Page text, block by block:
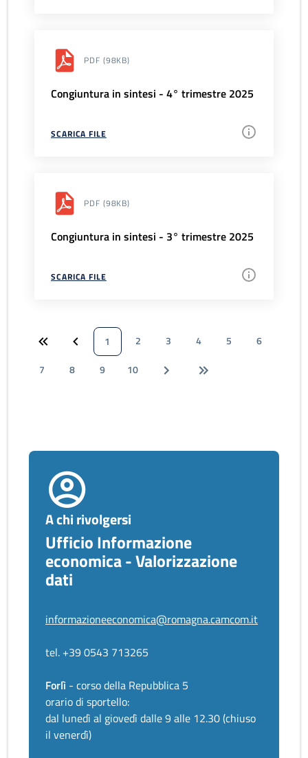
PDF (98KB)
Congiuntura in sintesi - 4° trimestre 2025
SCARICA FILE
PDF (98KB)
Congiuntura in sintesi - 3° trimestre 2025
SCARICA FILE
1 2 3 4 5
6
7
8 9 10
A chi rivolgersi
Ufficio Informazione
economica - Valorizzazione
dati
informazioneeconomica@romagna.camcom.it
tel. +39 0543 713265
Forlì - corso della Repubblica 5
orario di sportello:
dal lunedì al giovedì dalle 9 alle 12.30 (chiuso
il venerdì)